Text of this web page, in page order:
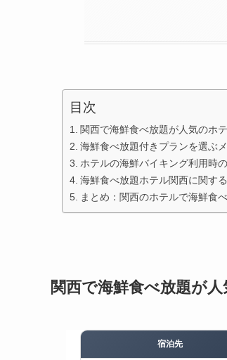
目次
関西で海鮮食べ放題が人気のホ
海鮮食べ放題付きプランを選ぶ
ホテルの海鮮バイキング利用時
海鮮食べ放題ホテル関西に関す
まとめ：関西のホテルで海鮮食
関西で海鮮食べ放題が
宿泊先